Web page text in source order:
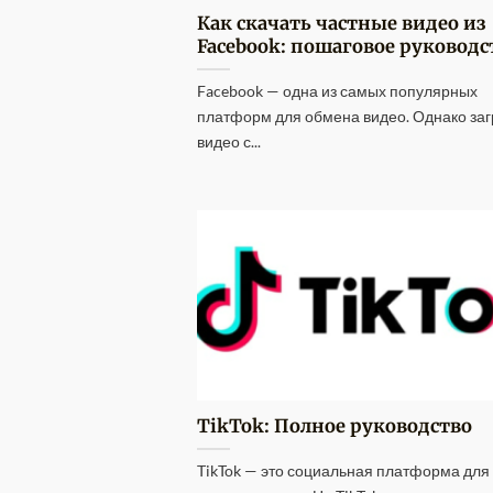
Как скачать частные видео из
Facebook: пошаговое
Facebook — одна из самых популярных
платформ для обмена видео. Однако
видео с...
TikTok: Полное руководство
TikTok — это социальная платформа для